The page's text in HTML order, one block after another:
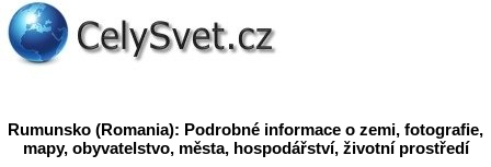
Rumunsko (Romania): Podrobné informace o zemi, fotografie,
mapy, obyvatelstvo, města, hospodářství, životní prostředí